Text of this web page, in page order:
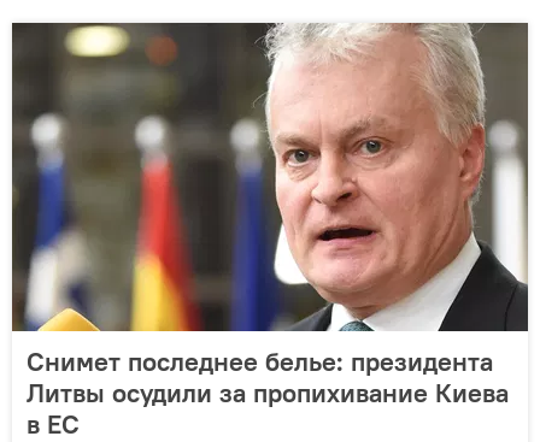
Снимет последнее белье: президента
Литвы осудили за пропихивание Киева
в ЕС